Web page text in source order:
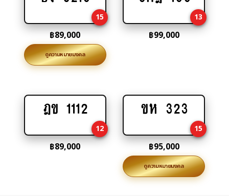
cart
15
฿89,000
ดูความหมายมงคล
cart
13
฿99,000
Add
cart
ฎข 1112
12
฿89,000
Add
cart
ขห 323
15
฿95,000
ดูความหมายมงคล